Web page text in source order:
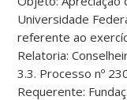
Universidade
referente ao
Relatoria:
3.3. Processo nº
Requerente: